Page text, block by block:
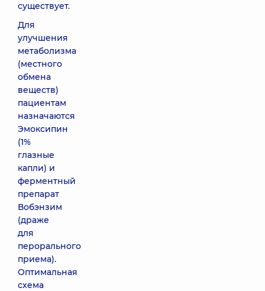
существует.
Для
улучшения
метаболизма
(местного
обмена
веществ)
пациентам
назначаются
Эмоксипин
(1%
глазные
капли) и
ферментный
препарат
Вобэнзим
(драже
для
перорального
приема).
Оптимальная
схема